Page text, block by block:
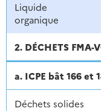
Liquide
organique
2. DÉCHETS FMA-
a. ICPE bât 166 et
Déchets solides